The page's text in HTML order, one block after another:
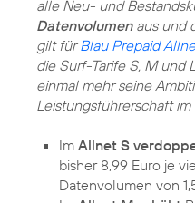
alle Neu- und
Datenvolumenaus und
gilt fürBlau Prepaid
die Surf-Tarife S, M und
einmal mehr seine
Leistungsführerschaft
Im Allnet S
bisher 8,99 Euro je
Datenvolumen von